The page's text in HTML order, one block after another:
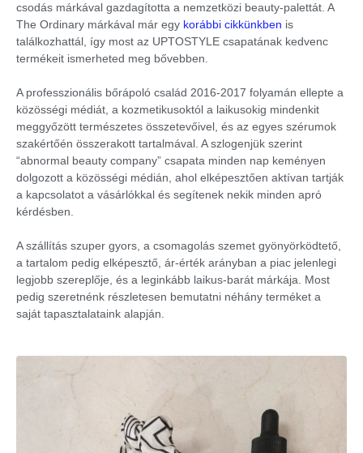
csodás márkával gazdagította a nemzetközi beauty-palettát. A
The Ordinary márkával már egy korábbi cikkünkben is
találkozhattál, így most az UPTOSTYLE csapatának kedvenc
termékeit ismerheted meg bővebben.
A professzionális bőrápoló család 2016-2017 folyamán ellepte a
közösségi médiát, a kozmetikusoktól a laikusokig mindenkit
meggyőzött természetes összetevőivel, és az egyes szérumok
szakértőén összerakott tartalmával. A szlogenjük szerint
“abnormal beauty company” csapata minden nap keményen
dolgozott a közösségi médián, ahol elképesztően aktívan tartják
a kapcsolatot a vásárlókkal és segítenek nekik minden apró
kérdésben.
A szállítás szuper gyors, a csomagolás szemet gyönyörködtető,
a tartalom pedig elképesztő, ár-érték arányban a piac jelenlegi
legjobb szereplője, és a leginkább laikus-barát márkája. Most
pedig szeretnénk részletesen bemutatni néhány terméket a
saját tapasztalataink alapján.